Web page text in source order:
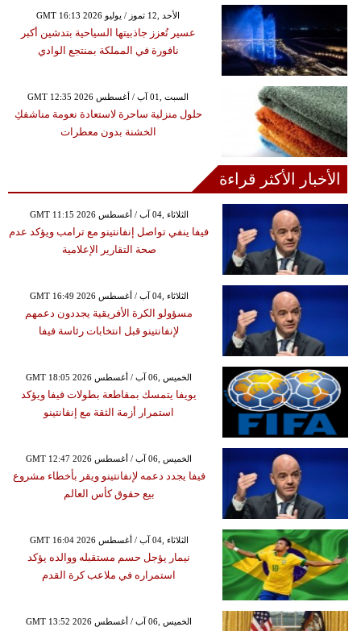
GMT 16:13 2026 الأحد ,12 تموز / يوليو
عسير تُعزز جاذبيتها السياحية بتدشين أكبر
نافورة في المملكة بمنتجع الوادي
GMT 12:35 2026 السبت ,01 آب / أغسطس
حلول منزلية ساحرة لاستعادة نعومة مناشفكِ
الخشنة بدون معطرات
الأخبار الأكثر قراءة
GMT 11:15 2026 الثلاثاء ,04 آب / أغسطس
فيفا ينفي تواصل إنفانتينو مع ترامب ويؤكد عدم
صحة التقارير الإعلامية
GMT 16:49 2026 الثلاثاء ,04 آب / أغسطس
مسؤولو الكرة الأفريقية يجددون دعمهم
لإنفانتينو قبل انتخابات رئاسة فيفا
GMT 18:05 2026 الخميس ,06 آب / أغسطس
يويفا يتمسك بمقاطعة بطولات فيفا ويؤكد
استمرار أزمة الثقة مع إنفانتينو
GMT 12:47 2026 الخميس ,06 آب / أغسطس
فيفا يجدد دعمه لإنفانتينو ويقر بأخطاء مشروع
بيع حقوق كأس العالم
GMT 16:04 2026 الثلاثاء ,04 آب / أغسطس
نيمار يؤجل حسم مستقبله ووالده يؤكد
استمراره في ملاعب كرة القدم
GMT 13:52 2026 الخميس ,06 آب / أغسطس